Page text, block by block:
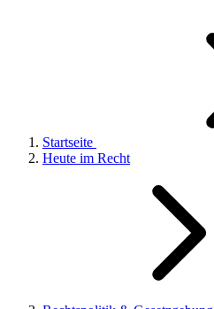
Startseite
Heute im Recht